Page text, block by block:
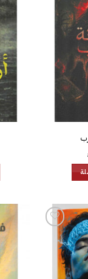
إضافة
قائمة
الرغبات